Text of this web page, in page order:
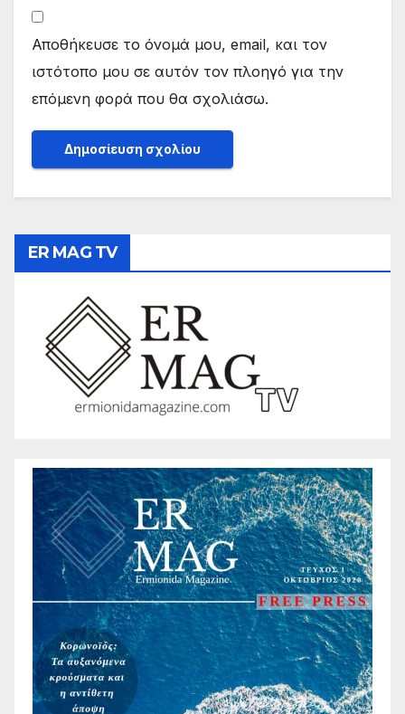
Αποθήκευσε το όνομά μου, email, και τον
ιστότοπο μου σε αυτόν τον πλοηγό για την
επόμενη φορά που θα σχολιάσω.
ER MAG TV